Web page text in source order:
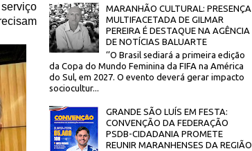
MARANHÃO CULTURAL: PRESENÇA
MULTIFACETADA DE GILMAR
PEREIRA É DESTAQUE NA AGÊNCIA
DE NOTÍCIAS BALUARTE
‘’O Brasil sediará a primeira edição
da Copa do Mundo Feminina da FIFA na América
do Sul, em 2027. O evento deverá gerar impacto
sociocultur...
GRANDE SÃO LUÍS EM FESTA:
CONVENÇÃO DA FEDERAÇÃO
PSDB-CIDADANIA PROMETE
REUNIR MARANHENSES DA REGIÃO